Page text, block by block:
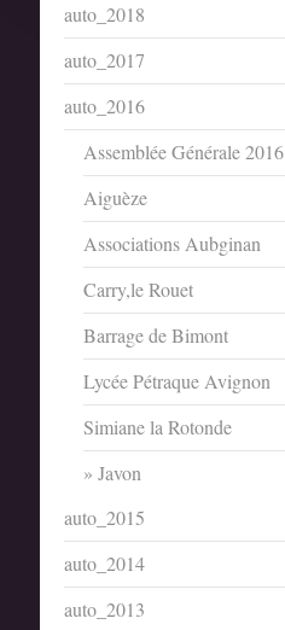
auto_2018
auto_2017
auto_2016
Assemblée Générale 2016
Aiguèze
Associations Aubginan
Carry,le Rouet
Barrage de Bimont
Lycée Pétraque Avignon
Simiane la Rotonde
Javon
auto_2015
auto_2014
auto_2013